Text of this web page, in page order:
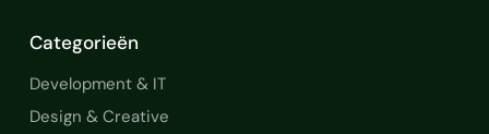
Categorieën
Development & IT
Design & Creative